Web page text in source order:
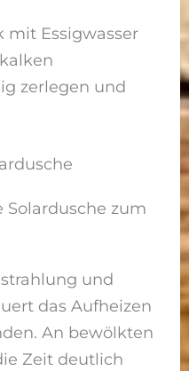
mit Essigwasser
zerlegen und
zum
und
das Aufheizen
An bewölkten
Zeit deutlich